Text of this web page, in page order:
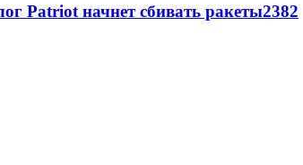
Patriot начнет сбивать ракеты2382